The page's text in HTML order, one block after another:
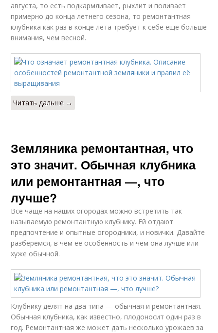
августа, то есть подкармливает, рыхлит и поливает
примерно до конца летнего сезона, то ремонтантная
клубника как раз в конце лета требует к себе ещё больше
внимания, чем весной.
Читать дальше →
Земляника ремонтантная, что
это значит. Обычная клубника
или ремонтантная —, что
лучше?
Все чаще на наших огородах можно встретить так
называемую ремонтантную клубнику. Ей отдают
предпочтение и опытные огородники, и новички. Давайте
разберемся, в чем ее особенность и чем она лучше или
хуже обычной.
Клубнику делят на два типа — обычная и ремонтантная.
Обычная клубника, как известно, плодоносит один раз в
год. Ремонтантная же может дать несколько урожаев за